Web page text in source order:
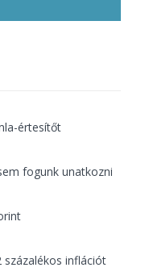
értesítőt
fogunk unatkozni
százalékos inflációt